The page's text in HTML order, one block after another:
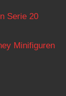
Serie 20
Minifiguren